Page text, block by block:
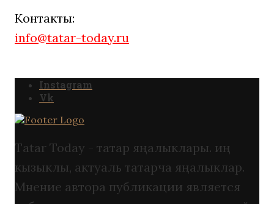
Контакты:
info@tatar-today.ru
Instagram
Vk
Tatar Today - татар яңалыклары. иң
кызыклы, актуаль татарча яңалыклар.
Мнение автора публикации является